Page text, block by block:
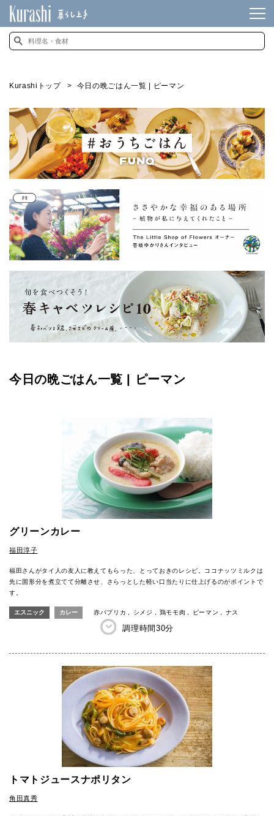
Kurashiトップ 今日の晩ごはん一覧 | ピーマン
今日の晩ごはん一覧 | ピーマン
グリーンカレー
福田淳子
福田さんがタイ人の友人に教えてもらった、とっておきのレシピ。ココナッツミルクは
先に固形分を煮立てて分離させ、さらっとした軽い口当たりに仕上げるのがポイントで
す。
エスニック カレー 赤パプリカ シメジ 鶏モモ肉 ピーマン ナス
調理時間30分
トマトジュースナポリタン
角田真秀